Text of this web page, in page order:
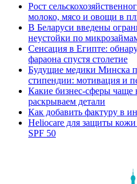
Рост
молоко, мясо и овощи в
В Беларуси введены
неустойки по
Сенсация в Египте:
фараона спустя столетие
Будущие медики Минска
стипендии: мотивация и
Какие бизнес-сферы чаще
раскрываем детали
Как добавить фактуру в
Heliocare для защиты кожи
SPF 50